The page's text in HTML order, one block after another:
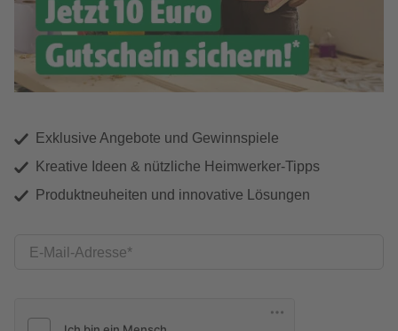
Exklusive Angebote und Gewinnspiele
Kreative Ideen & nützliche Heimwerker-Tipps
Produktneuheiten und innovative Lösungen
E-Mail-Adresse